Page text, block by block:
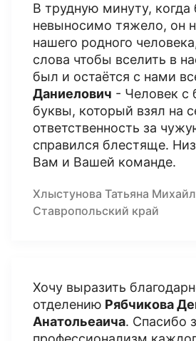
В трудную минуту,
невыносимо тяжело, он
нашего родного
слова чтобы вселить в
был и остаётся с нами
Даниелович - Человек с
буквы, который взял на
ответственность за
справился блестяще.
Вам и Вашей команде.
Хлыстунова Татьяна
Ставропольский край
Хочу выразить
отделению Рябчикова
Анатольеаича. Спасибо